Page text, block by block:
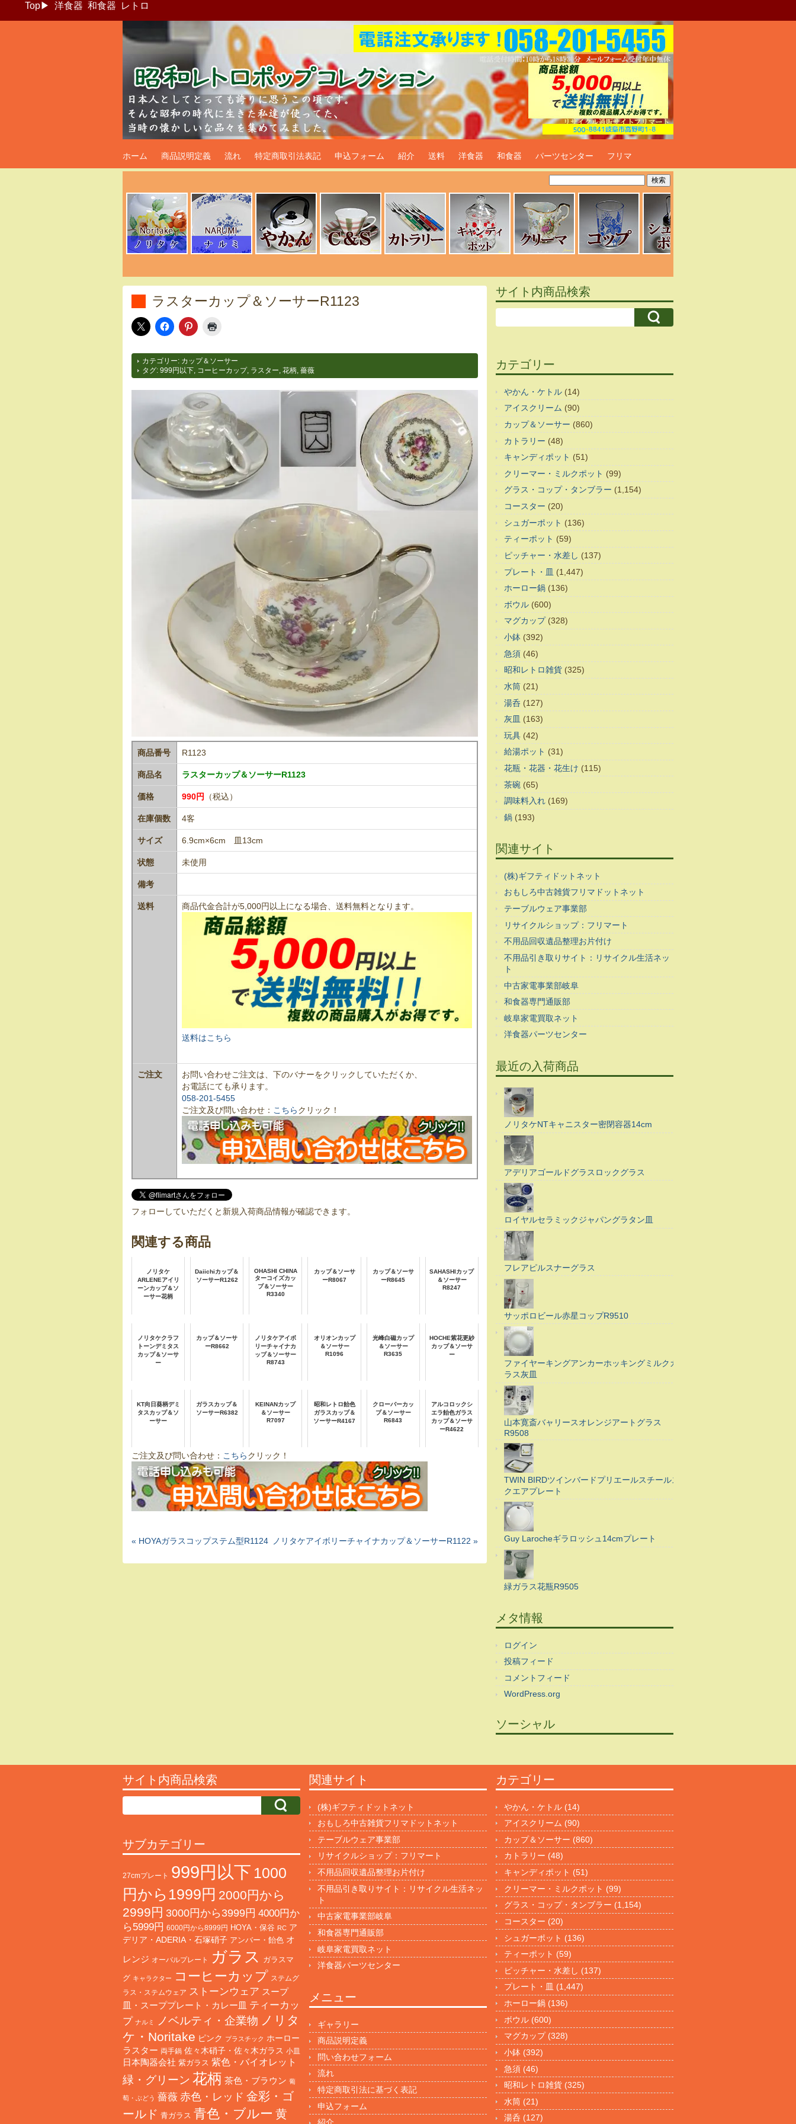
Top▶ 洋食器 和食器 レトロ
昭和レトロポップ食器生活雑貨通販＠フリマート
ホーム 商品説明定義 流れ 特定商取引法表記 申込フォーム 紹介 送料 洋食器 和食器 パーツセンター フリマ
ラスターカップ＆ソーサーR1123
カテゴリー: カップ＆ソーサー
タグ: 999円以下 コーヒーカップ, ラスター 花柄 薔薇
商品番号 R1123
商品名 ラスターカップ＆ソーサーR1123
価格 990円 （税込）
在庫個数 4客
サイズ 6.9cm×6cm 皿13cm
状態 未使用
備考
送料 商品代金合計が5,000円以上になる場合、送料無料となります。
送料はこちら
ご注文
お問い合わせご注文は、下のバナーをクリックしていただくか、
お電話にても承ります。
058-201-5455
ご注文及び問い合わせ： こちらクリック！
フォローしていただくと新規入荷商品情報が確認できます。
関連する商品
ノリタケ
ARLENEアイリ
ーンカップ＆ソ
ーサー花柄
Daiichiカップ＆
ソーサーR1262
OHASHI CHINA
ターコイズカッ
プ＆ソーサー
R3340
カップ＆ソーサ
ーR8067
カップ＆ソーサ
ーR8645
SAHASHIカップ
＆ソーサー
R8247
ノリタケクラフ
トーンデミタス
カップ＆ソーサ
ー
カップ＆ソーサ
ーR8662
ノリタケアイボ
リーチャイナカ
ップ＆ソーサー
R8743
オリオンカップ
＆ソーサー
R1096
光峰白磁カップ
＆ソーサー
R3635
HOCHE紫花更紗
カップ＆ソーサ
ー
KT向日葵柄デミ
タスカップ＆ソ
ーサー
ガラスカップ＆
ソーサーR6382
KEINANカップ
＆ソーサー
R7097
昭和レトロ飴色
ガラスカップ＆
ソーサーR4167
クローバーカッ
プ＆ソーサー
R6843
アルコロックシ
エラ飴色ガラス
カップ＆ソーサ
ーR4622
ご注文及び問い合わせ： こちらクリック！
« HOYAガラスコップステム型R1124 ノリタケアイボリーチャイナカップ＆ソーサーR1122 »
サイト内商品検索
カテゴリー
やかん・ケトル (14)
アイスクリーム (90)
カップ＆ソーサー (860)
カトラリー (48)
キャンディポット (51)
クリーマー・ミルクポット (99)
グラス・コップ・タンブラー (1,154)
コースター (20)
シュガーポット (136)
ティーポット (59)
ピッチャー・水差し (137)
プレート・皿 (1,447)
ホーロー鍋 (136)
ボウル (600)
マグカップ(328)
小鉢 (392)
急須 (46)
昭和レトロ雑貨 (325)
水筒 (21)
湯呑 (127)
灰皿 (163)
玩具 (42)
給湯ポット (31)
花瓶・花器・花生け (115)
茶碗 (65)
調味料入れ (169)
鍋 (193)
関連サイト
(株)ギフティドットネット
おもしろ中古雑貨フリマドットネット
テーブルウェア事業部
リサイクルショップ：フリマート
不用品回収遺品整理お片付け
不用品引き取りサイト：リサイクル生活ネッ
ト
中古家電事業部岐阜
和食器専門通販部
岐阜家電買取ネット
洋食器パーツセンター
最近の入荷商品
ノリタケNTキャニスター密閉容器14cm
アデリアゴールドグラスロックグラス
ロイヤルセラミックジャパングラタン皿
フレアピルスナーグラス
サッポロビール赤星コップR9510
ファイヤーキングアンカーホッキングミルクガ
ラス灰皿
山本寛斎バャリースオレンジアートグラス
R9508
TWIN BIRDツインバードプリエールスチールス
クエアプレート
Guy Larocheギラロッシュ14cmプレート
緑ガラス花瓶R9505
メタ情報
ログイン
投稿フィード
コメントフィード
WordPress.org
ソーシャル
サイト内商品検索 関連サイト
(株)ギフティドットネット
おもしろ中古雑貨フリマドットネット
テーブルウェア事業部
リサイクルショップ：フリマート
不用品回収遺品整理お片付け
不用品引き取りサイト：リサイクル生活ネッ
ト
中古家電事業部岐阜
和食器専門通販部
岐阜家電買取ネット
洋食器パーツセンター
カテゴリー
やかん・ケトル (14)
アイスクリーム (90)
カップ＆ソーサー (860)
カトラリー (48)
キャンディポット (51)
クリーマー・ミルクポット (99)
グラス・コップ・タンブラー (1,154)
コースター (20)
シュガーポット (136)
ティーポット (59)
ピッチャー・水差し (137)
プレート・皿 (1,447)
ホーロー鍋 (136)
ボウル (600)
マグカップ(328)
小鉢 (392)
急須 (46)
昭和レトロ雑貨 (325)
水筒 (21)
湯呑 (127)
サブカテゴリー
27cmプレート 999円以下 1000
円から1999円 2000円から
2999円 3000円から3999円 4000円か
ら5999円 6000円から8999円 HOYA・保谷 RC ア
デリア・ADERIA・石塚硝子 アンバー・飴色 オ
レンジ オーバルプレート ガラス ガラスマ
グ キャラクター コーヒーカップ ステムグ
ラス・ステムウェア ストーンウェア スープ
皿・スーププレート・カレー皿 ティーカッ
プ ナルミ ノベルティ・企業物 ノリタ
ケ・Noritake ピンク プラスチック ホーロー
ラスター 両手鍋 佐々木硝子・佐々木ガラス 小皿
日本陶器会社 紫ガラス 紫色・バイオレット
緑・グリーン 花柄 茶色・ブラウン 葡
萄・ぶどう 薔薇 赤色・レッド 金彩・ゴ
ールド 青ガラス 青色・ブルー 黄
メニュー
ギャラリー
商品説明定義
問い合わせフォーム
流れ
特定商取引法に基づく表記
申込フォーム